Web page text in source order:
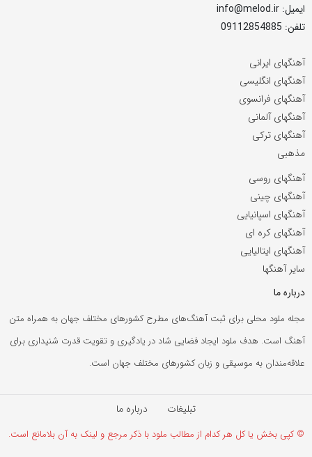
ایمیل: info@melod.ir
تلفن: 09112854885
آهنگهای ایرانی
آهنگهای انگلیسی
آهنگهای فرانسوی
آهنگهای آلمانی
آهنگهای ترکی
مذهبی
آهنگهای روسی
آهنگهای چینی
آهنگهای اسپانیایی
آهنگهای کره ای
آهنگهای ایتالیایی
سایر آهنگها
درباره ما
مجله ملود محلی برای ثبت آهنگ‌های مطرح کشورهای مختلف جهان به همراه متن
آهنگ است. هدف ملود ایجاد فضایی شاد در یادگیری و تقویت قدرت شنیداری برای
علاقه‌مندان به موسیقی و زبان کشورهای مختلف جهان است.
تبلیغات درباره ما
© کپی بخش یا کل هر کدام از مطالب ملود با ذکر مرجع و لینک به آن بلامانع است.